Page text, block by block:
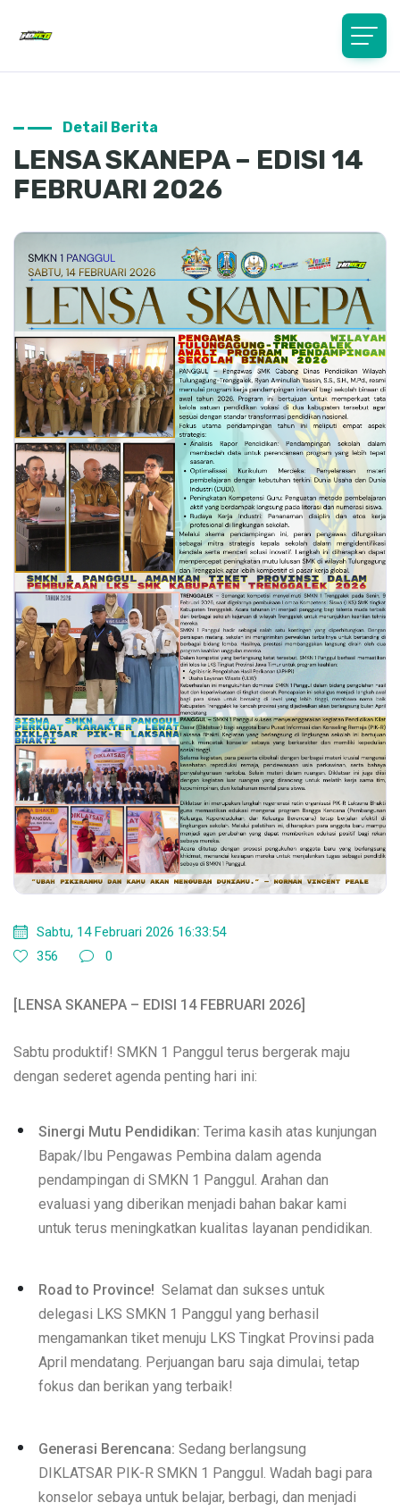
Detail Berita
LENSA SKANEPA – EDISI 14
FEBRUARI 2026
Sabtu, 14 Februari 2026 16:33:54
356
0
[LENSA SKANEPA – EDISI 14 FEBRUARI 2026]
Sabtu produktif! SMKN 1 Panggul terus bergerak maju
dengan sederet agenda penting hari ini:
Sinergi Mutu Pendidikan: Terima kasih atas kunjungan
Bapak/Ibu Pengawas Pembina dalam agenda
pendampingan di SMKN 1 Panggul. Arahan dan
evaluasi yang diberikan menjadi bahan bakar kami
untuk terus meningkatkan kualitas layanan pendidikan.
Road to Province! Selamat dan sukses untuk
delegasi LKS SMKN 1 Panggul yang berhasil
mengamankan tiket menuju LKS Tingkat Provinsi pada
April mendatang. Perjuangan baru saja dimulai, tetap
fokus dan berikan yang terbaik!
Generasi Berencana: Sedang berlangsung
DIKLATSAR PIK-R SMKN 1 Panggul. Wadah bagi para
konselor sebaya untuk belajar, berbagi, dan menjadi